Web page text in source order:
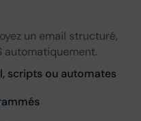
un email structuré,
automatiquement.
scripts ou automates